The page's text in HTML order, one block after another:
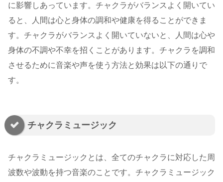
に影響しあっています。チャクラがバランスよく開いてい
ると、人間は心と身体の調和や健康を得ることができま
す。チャクラがバランスよく開いていないと、人間は心や
身体の不調や不幸を招くことがあります。チャクラを調和
させるために音楽や声を使う方法と効果は以下の通りで
す。
チャクラミュージック
チャクラミュージックとは、全てのチャクラに対応した周
波数や波動を持つ音楽のことです。チャクラミュージック